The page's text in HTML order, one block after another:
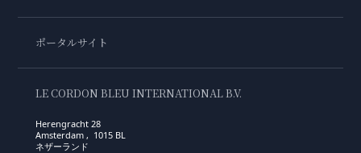
ポータルサイト
LE CORDON BLEU INTERNATIONAL B.V.
Herengracht 28
Amsterdam , 1015 BL
ネザーランド